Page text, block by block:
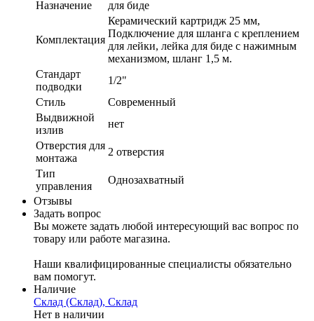
Назначение для биде
Комплектация
Керамический картридж 25 мм,
Подключение для шланга с креплением
для лейки, лейка для биде с нажимным
механизмом, шланг 1,5 м.
Стандарт
подводки
1/2"
Стиль
Современный
Выдвижной
излив
нет
Отверстия для
монтажа
2 отверстия
Тип
управления
Однозахватный
Отзывы
Задать вопрос
Вы можете задать любой интересующий вас вопрос по
товару или работе магазина.
Наши квалифицированные специалисты обязательно
вам помогут.
Наличие
Склад (Склад), Склад
Нет в наличии